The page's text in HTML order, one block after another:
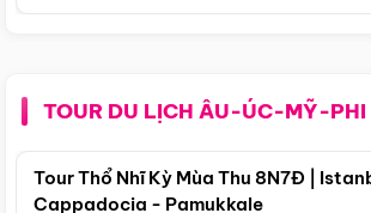
TOUR DU LỊCH ÂU-ÚC-MỸ-PHI
Tour Thổ Nhĩ Kỳ Mùa Thu 8N7Đ |
Cappadocia - Pamukkale